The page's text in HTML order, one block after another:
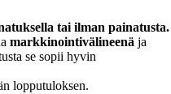
tai ilman painatusta.
markkinointivälineenä ja
se sopii hyvin
lopputuloksen.